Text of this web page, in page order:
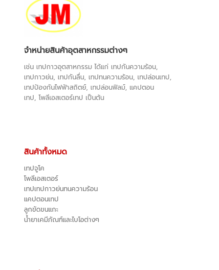
จำหน่ายสินค้าอุตสาหกรรมต่างๆ
เช่น เทปกาวอุตสาหกรรม ได้แก่ เทปกันความร้อน,
เทปกาวย่น, เทปกันลื่น, เทปทนความร้อน, เทปล่อนเทป,
เทปป้องกันไฟฟ้าสถิตย์, เทปล่อนฟิลม์, แคปตอน
เทป, โพลีเอสเตอร์เทป เป็นต้น
สินค้าทั้งหมด
เทปจูโค
โพลีเอสเตอร์
เทปเทปกาวย่นทนความร้อน
แคปตอนเทป
ลูกขัดขนแกะ
น้ำยาเคมีภัณฑ์และไบโอต่างๆ